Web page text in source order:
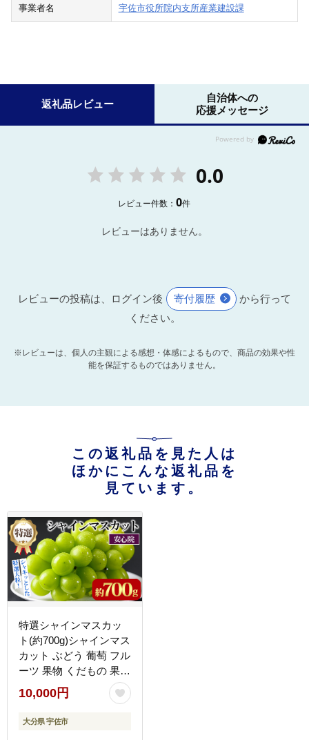
事業者名 宇佐市役所院内支所産業建設課
返礼品レビュー
自治体への
応援メッセージ
0.0
レビュー件数：0件
レビューはありません。
レビューの投稿は、ログイン後 寄付履歴
から行って
ください。
※レビューは、個人の主観による感想・体感によるもので、商品の効果や性
能を保証するものではありません。
この返礼品を見た人は
ほかにこんな返礼品を
見ています。
特選シャインマスカッ
ト(約700g)シャインマス
カット ぶどう 葡萄 フル
ーツ 果物 くだもの 果実
特選＜先行予約受付
中！2026年8月下旬より
順次発送予定＞＜北海
10,000円
大分県 宇佐市